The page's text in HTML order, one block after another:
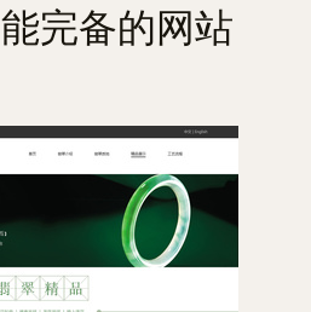
完备的网站